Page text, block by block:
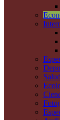
Salud